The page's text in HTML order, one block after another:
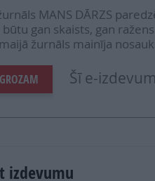
MANS DĀRZS
gan skaists, gan
žurnāls mainīja
Šī e-
izdevumu